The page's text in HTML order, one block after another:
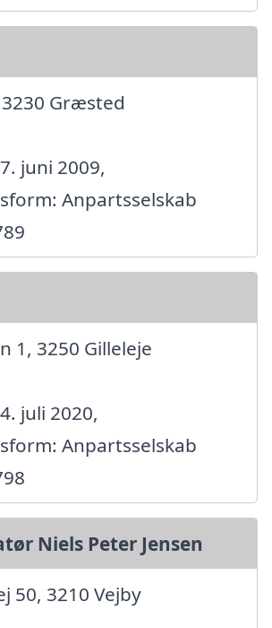
Græsted
juni 2009,
Anpartsselskab
1, 3250 Gilleleje
juli 2020,
Anpartsselskab
Niels Peter Jensen
50, 3210 Vejby